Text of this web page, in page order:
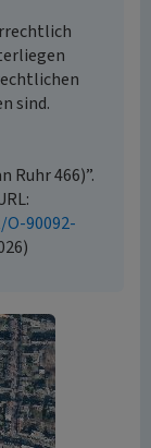
sind.
Ruhr 466)”.
90092-